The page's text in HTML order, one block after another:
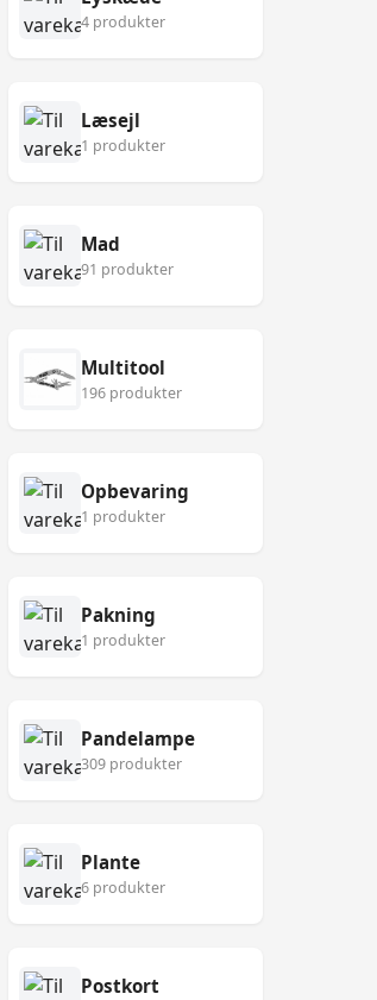
4 produkter
Læsejl
1 produkter
Mad
91 produkter
Multitool
196 produkter
Opbevaring
1 produkter
Pakning
1 produkter
Pandelampe
309 produkter
Plante
6 produkter
Postkort